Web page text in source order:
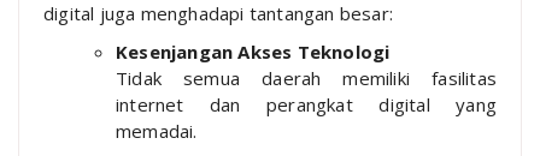
digital juga menghadapi tantangan besar:
Kesenjangan Akses Teknologi
Tidak semua daerah memiliki fasilitas
internet dan perangkat digital yang
memadai.